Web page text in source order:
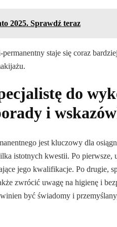
2025. Sprawdź teraz
staje się coraz
do
i
jest kluczowy dla
istotnych kwestii. Po pierwsze,
jego kwalifikacje. Po drugie,
zwrócić uwagę na higienę i
być świadomy i